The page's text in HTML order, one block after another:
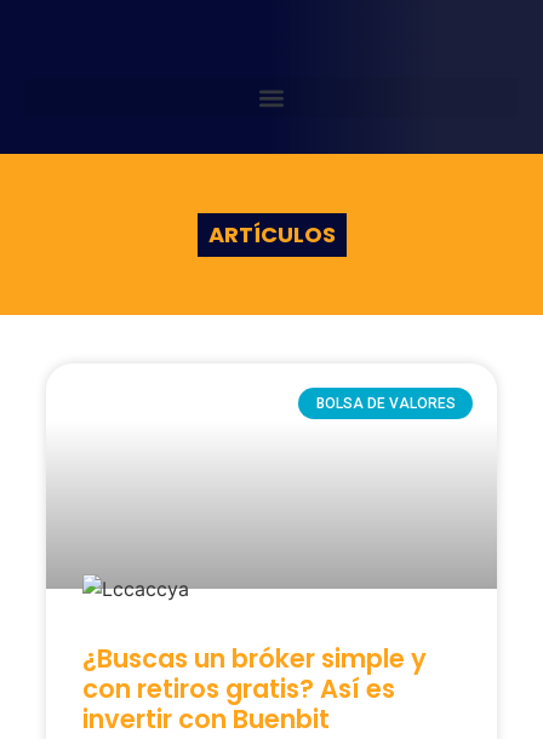
ARTÍCULOS
BOLSA DE VALORES
¿Buscas un bróker simple y
con retiros gratis? Así es
invertir con Buenbit